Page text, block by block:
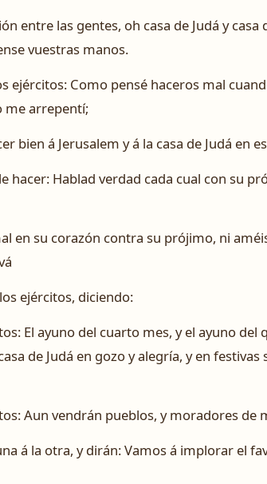
entre las gentes, oh casa de Judá y casa
vuestras manos.
ejércitos: Como pensé haceros mal
me arrepentí;
bien á Jerusalem y á la casa de Judá en
hacer: Hablad verdad cada cual con su
en su corazón contra su prójimo, ni
ejércitos, diciendo:
El ayuno del cuarto mes, y el ayuno
de Judá en gozo y alegría, y en
Aun vendrán pueblos, y moradores de
á la otra, y dirán: Vamos á implorar el